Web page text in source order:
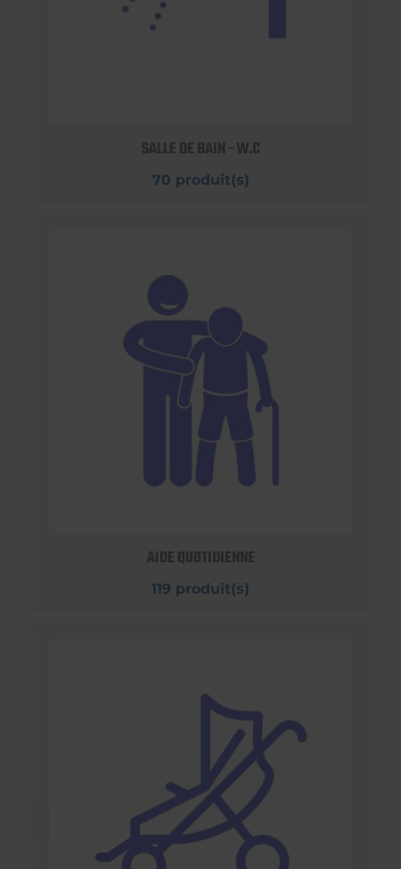
SALLE DE BAIN - W.C
70 produit(s)
AIDE QUOTIDIENNE
119 produit(s)